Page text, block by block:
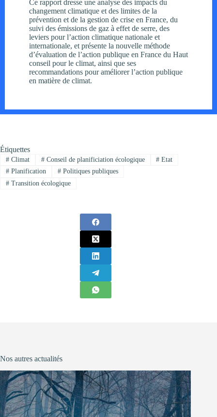
Ce rapport dresse une analyse des impacts du
changement climatique et des limites de la
prévention et de la gestion de crise en France, du
suivi des émissions de gaz à effet de serre, des
leviers pour l’action climatique nationale et
internationale, et présente la nouvelle méthode
d’évaluation de l’action publique en France du Haut
conseil pour le climat, ainsi que ses
recommandations pour améliorer l’action publique
en matière de climat.
Étiquettes
#Climat #Conseil de planificiation écologique # Etat
#Planification #Politiques publiques
#Transition écologique
Nos autres actualités